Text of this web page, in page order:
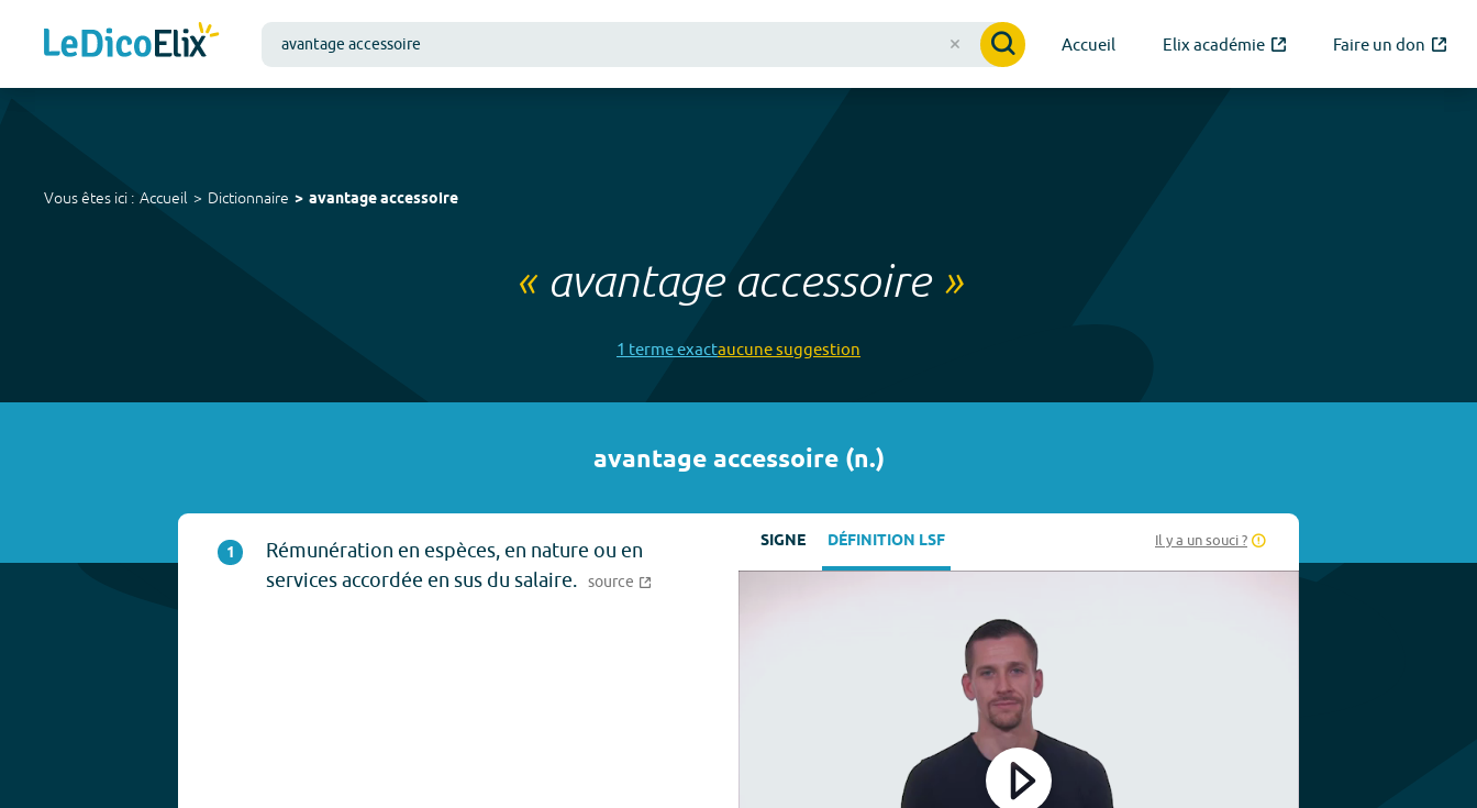
Accueil Elix académie Faire un don
Vous êtes ici : Accueil Dictionnaire avantage accessoire
« avantage accessoire»
1 termeexactaucunesuggestion
avantage accessoire(n.)
1
Rémunération en espèces, en nature ou en
services accordée en sus du salaire. source
SIGNE DÉFINITION LSF Il y a un souci ?
Play